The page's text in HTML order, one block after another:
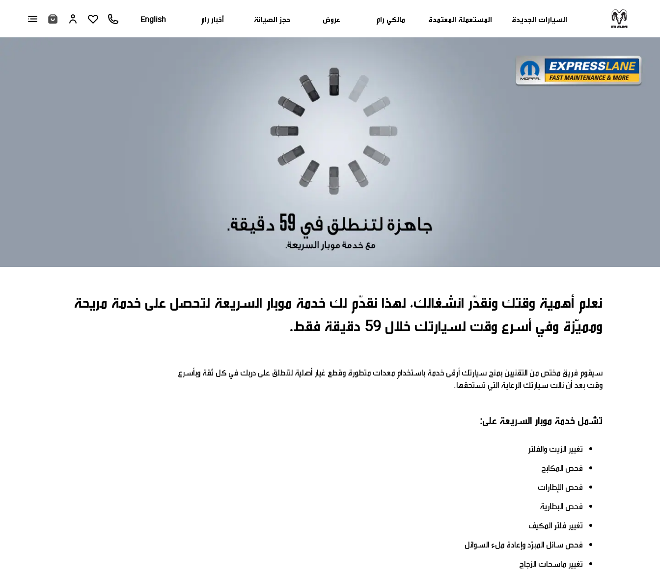
السيارات الجديدة المستعملة المعتمدة مالكي رام عروض حجز الصيانة أخبار رام English
نعلم أهمية وقتك ونقدّر انشغالك، لهذا نقدّم لك خدمة موبار السريعة لتحصل على خدمة مريحة
ومميّزة وفي أسرع وقت لسيارتك خلال 59 دقيقة فقط.
سيقوم فريق مختص من التقنيين بمنح سيارتك أرقى خدمة باستخدام معدات متطورة وقطع غيار أصلية لتنطلق على دربك في كل ثقة وبأسرع
وقت بعد أن نالت سيارتك الرعاية التي تستحقها.
تشمل خدمة موبار السريعة على:
تغيير الزيت والفلتر
فحص المكابح
فحص الإطارات
فحص البطارية
تغيير فلتر المكيف
فحص سائل المبرّد وإعادة ملء السوائل
تغيير ماسحات الزجاج